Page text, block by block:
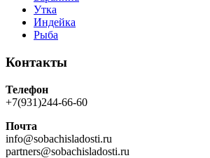
Утка
Индейка
Рыба
Контакты
Телефон
+7(931)244-66-60
Почта
info@sobachisladosti.ru
partners@sobachisladosti.ru